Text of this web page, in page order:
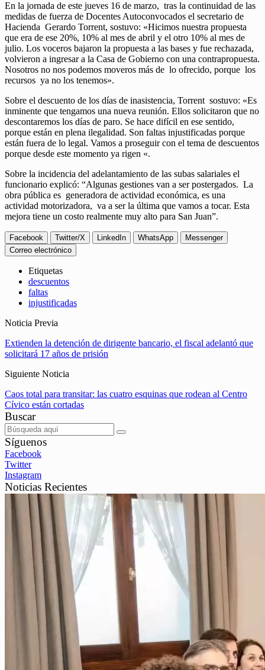
En la jornada de este jueves 16 de marzo, tras la continuidad de las
medidas de fuerza de Docentes Autoconvocados el secretario de
Hacienda Gerardo Torrent, sostuvo: «Hicimos nuestra propuesta
que era de ese 20%, 10% al mes de abril y el otro 10% al mes de
julio. Los voceros bajaron la propuesta a las bases y fue rechazada,
volvieron a ingresar a la Casa de Gobierno con una contrapropuesta.
Nosotros no nos podemos moveros más de lo ofrecido, porque los
recursos ya no los tenemos».
Sobre el descuento de los días de inasistencia, Torrent sostuvo: «Es
inminente que tengamos una nueva reunión. Ellos solicitaron que no
descontaremos los días de paro. Se hace difícil en ese sentido,
porque están en plena ilegalidad. Son faltas injustificadas porque
están fuera de lo legal. Vamos a proseguir con el tema de descuentos
porque desde este momento ya rigen «.
Sobre la incidencia del adelantamiento de las subas salariales el
funcionario explicó: “Algunas gestiones van a ser postergados. La
obra pública es generadora de actividad económica, es una
actividad motorizadora, va a ser la última que vamos a tocar. Esta
mejora tiene un costo realmente muy alto para San Juan”.
Facebook Twitter/X LinkedIn WhatsApp
Messenger
Correo electrónico
Etiquetas
descuentos
faltas
injustificadas
Noticia Previa
Extienden la detención de dirigente bancario, el fiscal adelantó que
solicitará 17 años de prisión
Siguiente Noticia
Caos total para transitar: las cuatro esquinas que rodean al Centro
Cívico están cortadas
Buscar
Síguenos
Facebook
Twitter
Instagram
Noticias Recientes